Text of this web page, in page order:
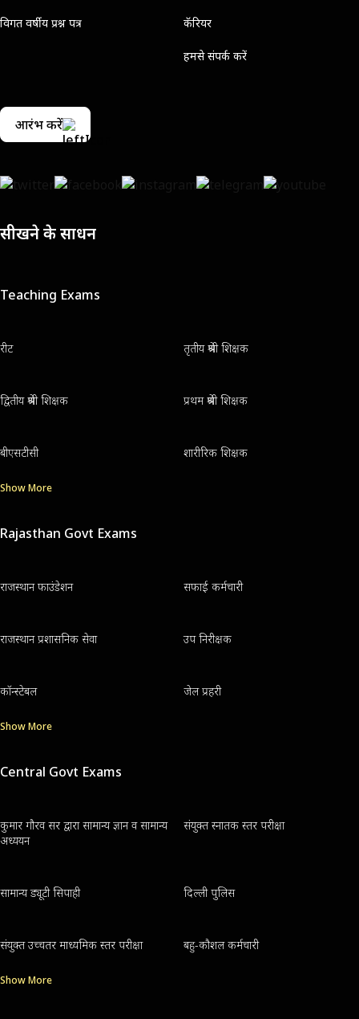
विगत वर्षीय प्रश्न पत्र कॅरियर
हमसे संपर्क करें
आरंभ करें
सीखने के साधन
Teaching Exams
रीट तृतीय श्रेणी शिक्षक
द्वितीय श्रेणी शिक्षक प्रथम श्रेणी शिक्षक
बीएसटीसी शारीरिक शिक्षक
Show More
Rajasthan Govt Exams
राजस्थान फाउंडेशन सफाई कर्मचारी
राजस्थान प्रशासनिक सेवा उप निरीक्षक
कॉन्स्टेबल जेल प्रहरी
Show More
Central Govt Exams
कुमार गौरव सर द्वारा सामान्य ज्ञान व सामान्य
अध्ययन
संयुक्त स्नातक स्तर परीक्षा
सामान्य ड्यूटी सिपाही दिल्ली पुलिस
संयुक्त उच्चतर माध्यमिक स्तर परीक्षा बहु-कौशल कर्मचारी
Show More